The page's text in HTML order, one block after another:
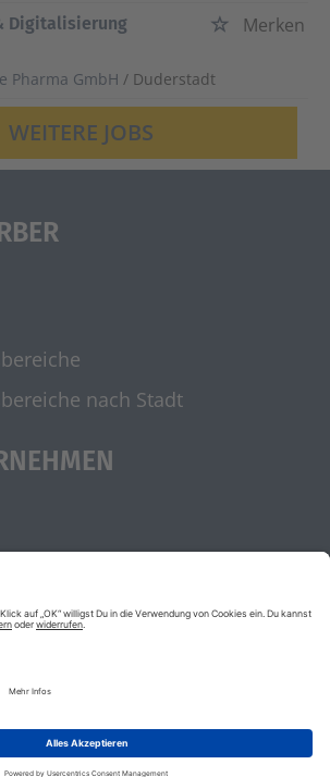
Digitalisierung
Merken
Pharma GmbH / Duderstadt
WEITERE JOBS
nach Stadt
| Impressum